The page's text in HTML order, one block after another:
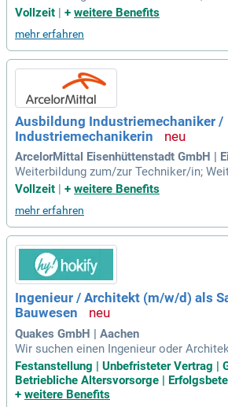
/in; Ingenieurstudium Elektrotechnik
Vollzeit | + weitere Benefits
mehr erfahren
Ausbildung Industriemechaniker /
Industriemechanikerin
ArcelorMittal Eisenhüttenstadt GmbH |
Weiterbildung zum/zur Techniker/in;
Meister/in; Ingenieurstudium.
nd Oberstufenzentrum Oder-Spree,
t; ab 3.
Vollzeit
+ weitere Benefits
mehr erfahren
Ingenieur / Architekt (m/w/d) als
Bauwesen
Quakes GmbH | Aachen
Wir suchen einen Ingenieur oder
chverständigen in Aachen für eine
e. Ihre Hauptaufgaben umfassen die
eissicherungen, die Dokumentation von
Festanstellung | Unbefristeter Vertrag |
Betriebliche Altersvorsorge |
+ weitere Benefits